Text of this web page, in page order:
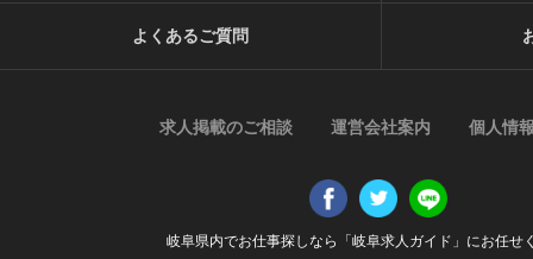
岐阜県内でお仕事探しなら「岐阜求人ガイド」にお任せ
よくあるご質問
求人掲載のご相談 運営会社案内 個人情